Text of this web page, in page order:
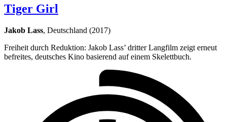
Tiger Girl
Jakob Lass, Deutschland (2017)
Freiheit durch Reduktion: Jakob Lass’ dritter Langfilm zeigt erneut
befreites, deutsches Kino basierend auf einem Skelettbuch.